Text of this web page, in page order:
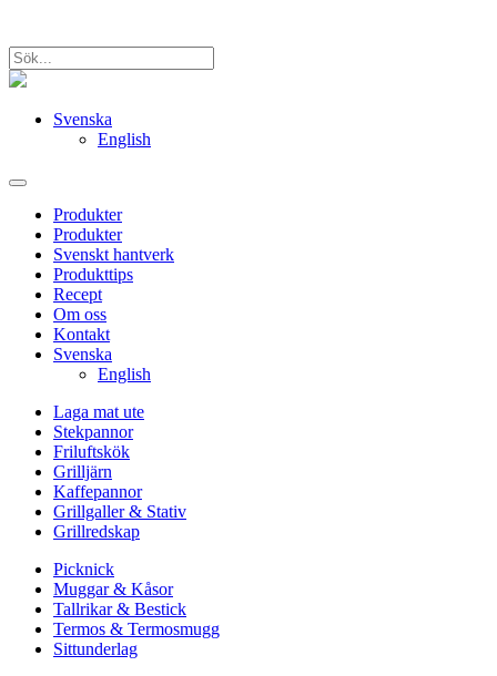
Svenska
English
Produkter
Produkter
Svenskt hantverk
Produkttips
Recept
Om oss
Kontakt
Svenska
English
Laga mat ute
Stekpannor
Friluftskök
Grilljärn
Kaffepannor
Grillgaller & Stativ
Grillredskap
Picknick
Muggar & Kåsor
Tallrikar & Bestick
Termos & Termosmugg
Sittunderlag